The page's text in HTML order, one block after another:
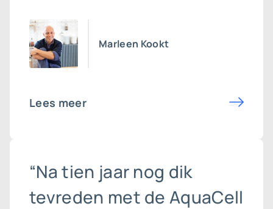
Marleen Kookt
Lees meer
“Na tien jaar nog dik
tevreden met de AquaCell